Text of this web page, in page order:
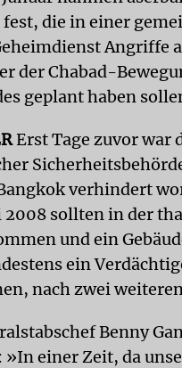
die in einer
Angriffe
der Chabad-
geplant haben
Erst Tage zuvor war
verhindert
2008 sollten in der
und ein
ein
nach zwei
Benny
einer Zeit, da